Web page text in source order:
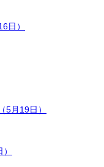
日）
5月19日）